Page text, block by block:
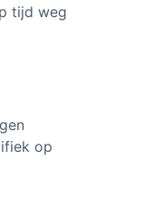
tijd weg
op